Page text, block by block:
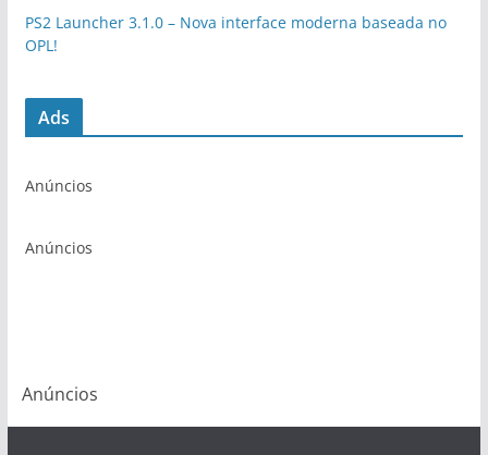
PS2 Launcher 3.1.0 – Nova interface moderna baseada no
OPL!
Ads
Anúncios
Anúncios
Anúncios